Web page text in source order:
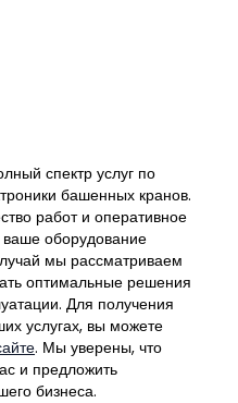
спектр услуг по
башенных кранов.
работ и оперативное
ваше оборудование
мы рассматриваем
оптимальные решения
Для получения
услугах, вы можете
. Мы уверены, что
и предложить
бизнеса.